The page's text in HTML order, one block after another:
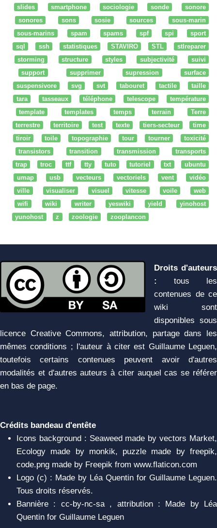
slides
smartphone sociologie sonde
sonore
sonores
sons sosie sources
sous-marin
sous-marins
spam spams spf spi
sport
sql
ssh statistiques STAVIRO STL
stlreparer
storming
structure styles subjectivité
suivi
support
supprimer supression
surface
suspensivore
svg svt tabouret tactile
taille
tara
tasseaux téléphone telescope
température
template
templates temps terrain
Terre
terrestre
territoire test texte tiers-secteur
time
tiroir
toile topographie tour tourner
toxicité
transistors
transition transmission
transports
trap
troc ttf tty tuto tutoriel txt
ubuntu
umap
usb vecteurs vectoriels vent
vidéo
ville
visualiser visuel vitesse voile
web
wifi
wiki writer yeswiki yield
yinohost
yunohost
z zoologie zooplancon
Droits d'auteurs
:
tous les
contenues de ce
wiki sont
disponibles sous
licence Creative Commons, attribution, partage dans les
mêmes conditions ; l'auteur à citer est Guillaume Leguen,
toutefois certains contenues peuvent avoir d'autres
modalités et d'autres auteurs à citer auquel cas se référer
en bas de page.
Crédits bandeau d'entête
Icons background : Seaweed made by vectors Market,
Ecology made by monkik, puzzle made by freepik,
code.png made by Freepik from www.flaticon.com
Logo (c) : Made by Léa Quentin for Guillaume Leguen.
Tous droits réservés.
Bannière : cc-by-nc-sa , attribution : Made by Léa
Quentin for Guillaume Leguen